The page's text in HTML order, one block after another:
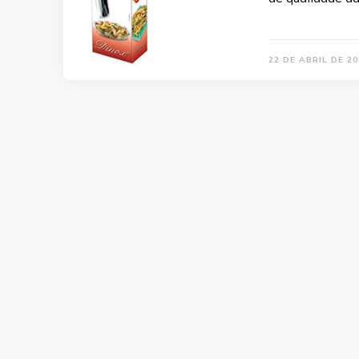
22 DE ABRIL DE